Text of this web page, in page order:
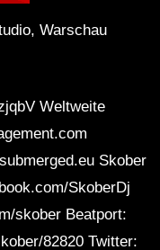
Warschau
Weltweite
Skober
SkoberDj
skober Beatport:
82820 Twitter: